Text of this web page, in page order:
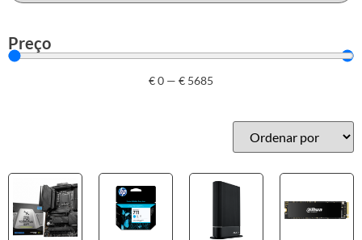
Mais acessórios USB
HP
Outros acessórios de informática
Preço
€0 — € 5685